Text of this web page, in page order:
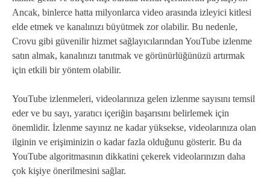
Ancak, binlerce hatta milyonlarca video arasında izleyici kitlesi
elde etmek ve kanalınızı büyütmek zor olabilir. Bu nedenle,
Crovu gibi güvenilir hizmet sağlayıcılarından YouTube izlenme
satın almak, kanalınızı tanıtmak ve görünürlüğünüzü artırmak
için etkili bir yöntem olabilir.
YouTube izlenmeleri, videolarınıza gelen izlenme sayısını temsil
eder ve bu sayı, yaratıcı içeriğin başarısını belirlemek için
önemlidir. İzlenme sayınız ne kadar yüksekse, videolarınıza olan
ilginin ve erişiminizin o kadar fazla olduğunu gösterir. Bu da
YouTube algoritmasının dikkatini çekerek videolarınızın daha
çok kişiye önerilmesini sağlar.